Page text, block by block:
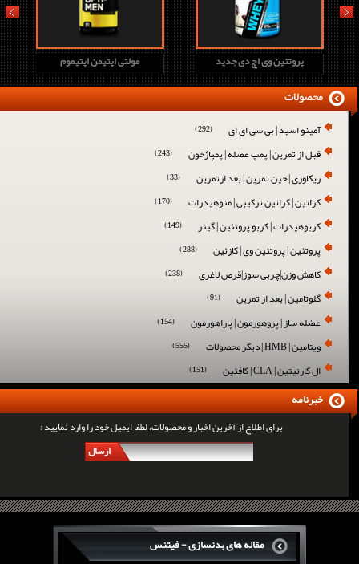
مولتی اپتیمن اپتیموم پروتئین وی اچ دی جدید
prev next
آمینو اسید | بی سی ای ای (292)
قبل از تمرین | پمپ عضله | پمپاژخون (243)
ریکاوری | حین تمرین | بعد ازتمرین (33)
کراتین | کراتین ترکیبی | منوهیدرات (170)
کربوهیدرات | کربو پروتئین | گینر (149)
پروتئین | پروتئین وی | کازئین (288)
کاهش وزن|چربی سوز|قرص لاغری (238)
گلوتامین | بعد از تمرین (91)
عضله ساز | پروهورمون | پاراهورمون (154)
ویتامین | HMB | دیگر محصولات (555)
ال کارنیتین | CLA | کافئین (151)
محصولات
برای اطلاع از آخرین اخبار و محصولات، لطفا ایمیل خود را وارد نمایید :
ارسال
خبرنامه
مقاله های بدنسازی - فیتنس